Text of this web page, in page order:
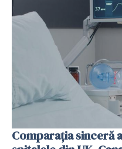
Comparația sinceră